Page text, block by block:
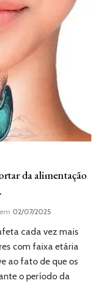
da alimentação
02/07/2025
cada vez mais
com faixa etária
ao fato de que os
o período da